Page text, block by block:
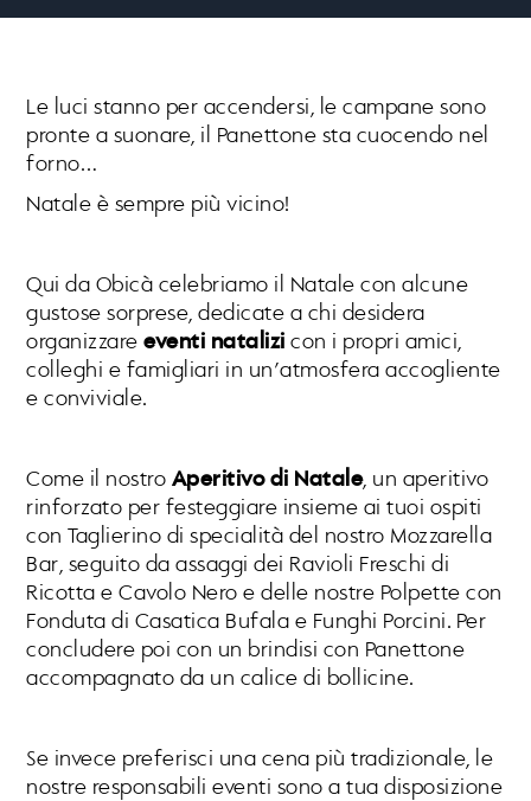
Le luci stanno per accendersi, le campane sono
pronte a suonare, il Panettone sta cuocendo nel
forno…
Natale è sempre più vicino!
Qui da Obicà celebriamo il Natale con alcune
gustose sorprese, dedicate a chi desidera
organizzareeventi natalizi con i propri amici,
colleghi e famigliari in un’atmosfera accogliente
e conviviale.
Come il nostro Aperitivo di Natale, un aperitivo
rinforzato per festeggiare insieme ai tuoi ospiti
con Taglierino di specialità del nostro Mozzarella
Bar, seguito da assaggi dei Ravioli Freschi di
Ricotta e Cavolo Nero e delle nostre Polpette con
Fonduta di Casatica Bufala e Funghi Porcini. Per
concludere poi con un brindisi con Panettone
accompagnato da un calice di bollicine.
Se invece preferisci una cena più tradizionale, le
nostre responsabili eventi sono a tua disposizione